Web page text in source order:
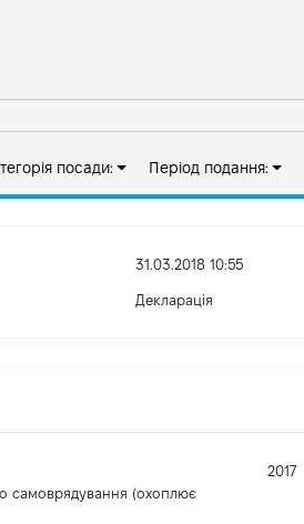
посади: Період подання:
31.03.2018 10:55
Декларація
самоврядування (охоплює
2017